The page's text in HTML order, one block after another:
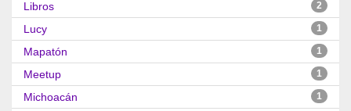
Libros 2
Lucy 1
Mapatón 1
Meetup 1
Michoacán 1